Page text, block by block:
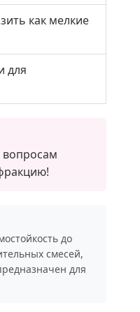
как мелкие
для
до
смесей,
для